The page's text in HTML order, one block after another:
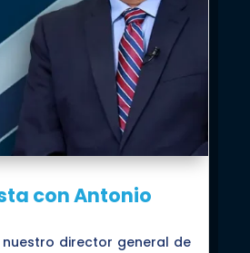
con Antonio
director general de